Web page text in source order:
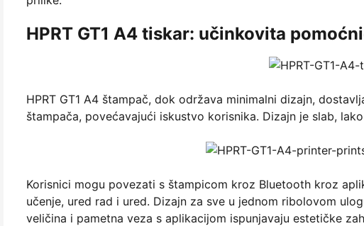
HPRT GT1 A4 tiskar: učinkovita
HPRT GT1 A4 štampač, dok održava minimalni dizajn,
štampača, povećavajući iskustvo korisnika. Dizajn je slab,
Korisnici mogu povezati s štampicom kroz Bluetooth kroz
učenje, ured rad i ured. Dizajn za sve u jednom ribolovom
veličina i pametna veza s aplikacijom ispunjavaju estetičke